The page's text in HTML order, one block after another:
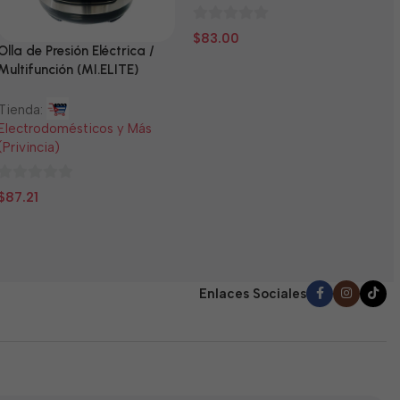
de Presión Eléctrica /
(MI.ELITE)
y Más
87.21
0
$83.00
Enlaces Sociales